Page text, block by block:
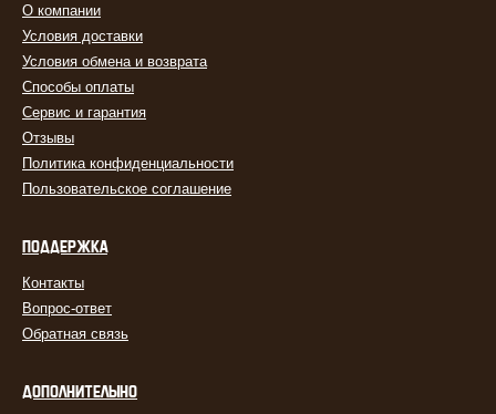
О компании
Условия доставки
Условия обмена и возврата
Способы оплаты
Сервис и гарантия
Отзывы
Политика конфиденциальности
Пользовательское соглашение
ПОДДЕРЖКА
Контакты
Вопрос-ответ
Обратная связь
ДОПОЛНИТЕЛЬНО